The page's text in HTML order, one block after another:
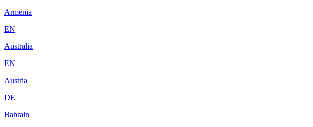
Armenia
EN
Australia
EN
Austria
DE
Bahrain